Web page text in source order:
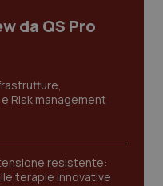
da QS Pro
Risk management
resistente:
terapie innovative